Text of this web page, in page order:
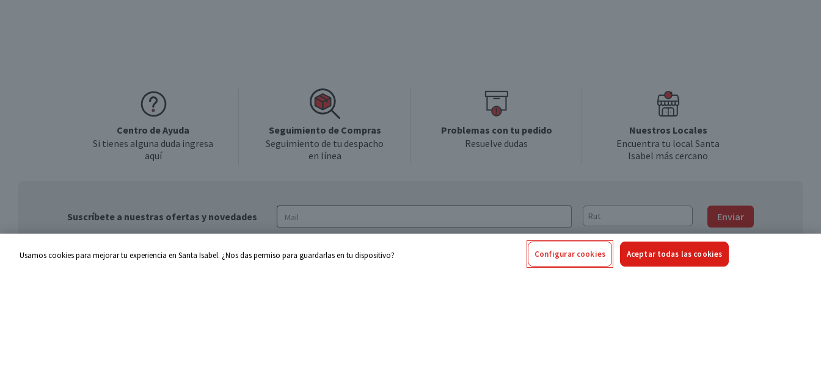
Centro de Ayuda
Si tienes alguna duda ingresa
aquí
Seguimiento de Compras
Seguimiento de tu despacho
en línea
Problemas con tu pedido
Resuelve dudas
Nuestros Locales
Encuentra tu local Santa
Isabel más cercano
Suscríbete a nuestras ofertas y novedades Enviar
de privacidad y de tratamiento de datos
Usamos cookies para mejorar tu experiencia en Santa Isabel. ¿Nos das permiso para guardarlas en tu dispositivo? Configurar cookies Aceptar todas las cookies